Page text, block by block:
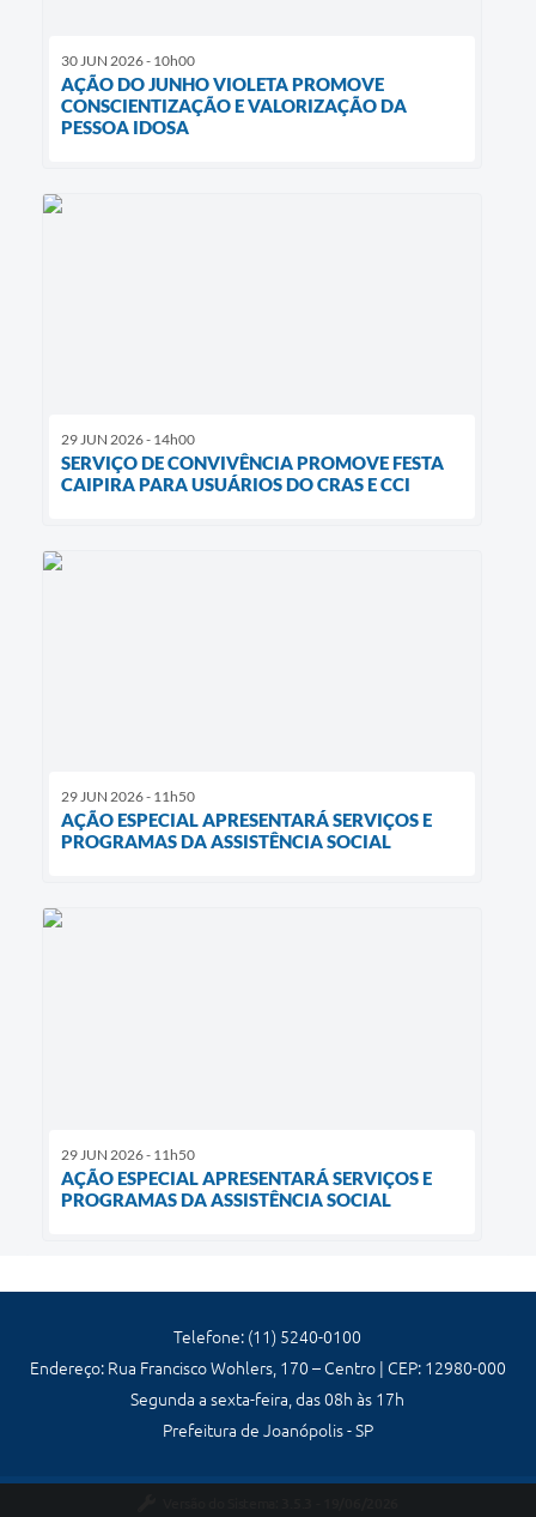
30 JUN 2026 - 10h00
AÇÃO DO JUNHO VIOLETA PROMOVE
CONSCIENTIZAÇÃO E VALORIZAÇÃO DA
PESSOA IDOSA
29 JUN 2026 - 14h00
SERVIÇO DE CONVIVÊNCIA PROMOVE FESTA
CAIPIRA PARA USUÁRIOS DO CRAS E CCI
29 JUN 2026 - 11h50
AÇÃO ESPECIAL APRESENTARÁ SERVIÇOS E
PROGRAMAS DA ASSISTÊNCIA SOCIAL
29 JUN 2026 - 11h50
AÇÃO ESPECIAL APRESENTARÁ SERVIÇOS E
PROGRAMAS DA ASSISTÊNCIA SOCIAL
Telefone: (11) 5240-0100
Endereço: Rua Francisco Wohlers, 170 – Centro | CEP: 12980-000
Segunda a sexta-feira, das 08h às 17h
Prefeitura de Joanópolis - SP